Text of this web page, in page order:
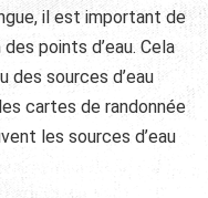
il est important de
points d’eau. Cela
des sources d’eau
cartes de randonnée
les sources d’eau